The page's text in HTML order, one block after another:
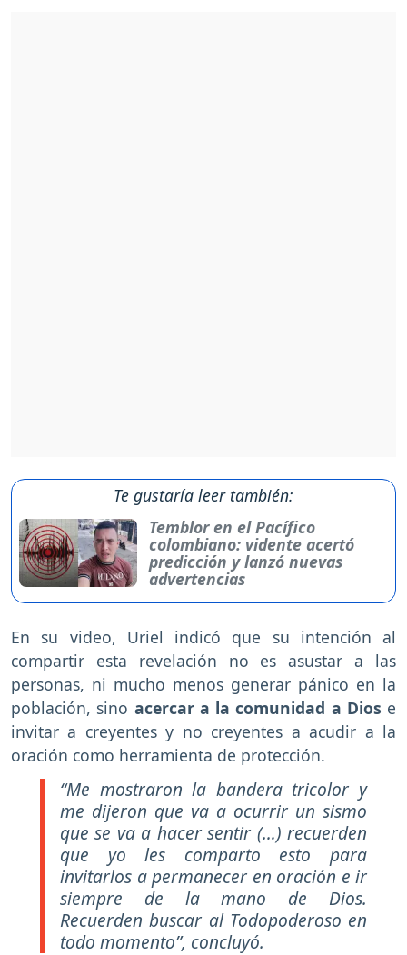
Te gustaría leer también:
Temblor en el Pacífico
colombiano: vidente acertó
predicción y lanzó nuevas
advertencias
En su video, Uriel indicó que su intención al
compartir esta revelación no es asustar a las
personas, ni mucho menos generar pánico en la
población, sino acercar a la comunidad a Dios e
invitar a creyentes y no creyentes a acudir a la
oración como herramienta de protección.
“Me mostraron la bandera tricolor y
me dijeron que va a ocurrir un sismo
que se va a hacer sentir (…) recuerden
que yo les comparto esto para
invitarlos a permanecer en oración e ir
siempre de la mano de Dios.
Recuerden buscar al Todopoderoso en
todo momento”, concluyó.